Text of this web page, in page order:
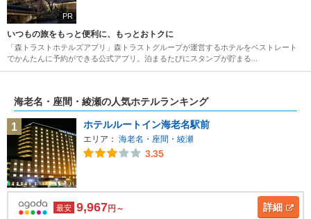
PR
いつもの旅をもっと便利に、もっとおトクに
「森トラストホテルズアプリ」森トラストグループが運営するホテルをベストレート
でかんたんに予約ができる公式アプリ。泊まるたびにスタンプが貯まる...
海老名・座間・綾瀬の人気ホテルランキング
1 ホテルルートイン海老名駅前
エリア： 海老名・座間・綾瀬
3.35
最安 9,967円～ 詳細